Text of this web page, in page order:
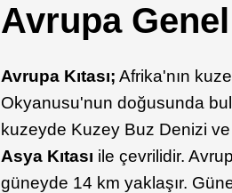
Avrupa
Avrupa Kıtası; Afrika'nın
Okyanusu'nun doğusunda
kuzeyde Kuzey Buz Denizi
Asya Kıtası ile çevrilidir.
güneyde 14 km yaklaşır.